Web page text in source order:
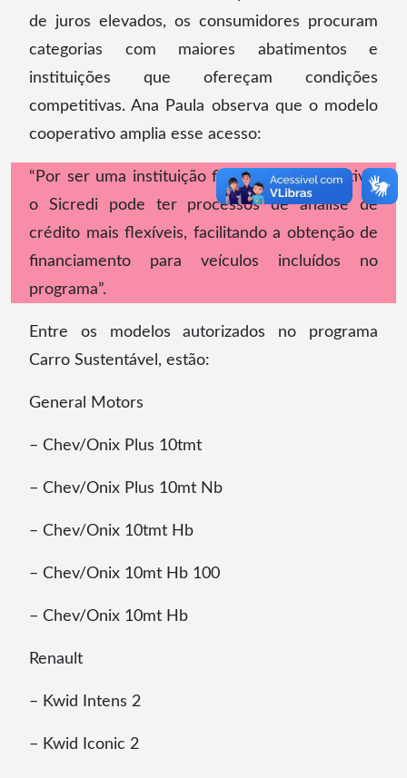
de juros elevados, os consumidores procuram
categorias com maiores abatimentos e
instituições que ofereçam condições
competitivas. Ana Paula observa que o modelo
cooperativo amplia esse acesso:
“Por ser uma instituição financeira cooperativa,
o Sicredi pode ter processos de análise de
crédito mais flexíveis, facilitando a obtenção de
financiamento para veículos incluídos no
programa”.
Entre os modelos autorizados no programa
Carro Sustentável, estão:
General Motors
– Chev/Onix Plus 10tmt
– Chev/Onix Plus 10mt Nb
– Chev/Onix 10tmt Hb
– Chev/Onix 10mt Hb 100
– Chev/Onix 10mt Hb
Renault
– Kwid Intens 2
– Kwid Iconic 2